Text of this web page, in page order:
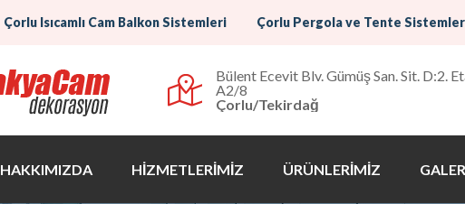
Çorlu Isıcamlı Cam Balkon Sistemleri Çorlu Pergola ve Tente
Bülent Ecevit Blv. Gümüş San. Sit. D:2.
A2/8
Çorlu/Tekirdağ
HAKKIMIZDA HİZMETLERİMİZ ÜRÜNLERİMİZ